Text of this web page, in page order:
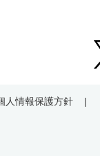
人情報保護方針